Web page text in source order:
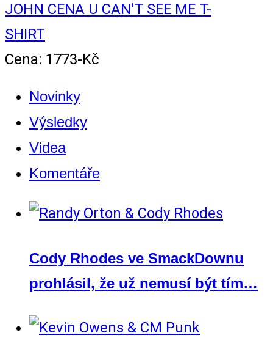
JOHN CENA U CAN'T SEE ME T-
SHIRT
Cena: 1773-Kč
Novinky
Výsledky
Videa
Komentáře
Cody Rhodes ve SmackDownu
prohlásil, že už nemusí být tím…